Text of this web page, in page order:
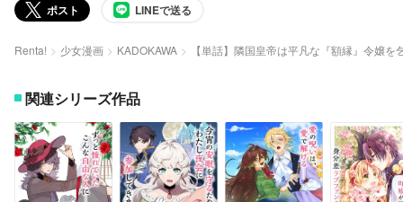
ポスト LINEで送る
Renta! 少女漫画 KADOKAWA 【単話】隣国皇帝は平凡な『額縁』令嬢を
関連シリーズ作品